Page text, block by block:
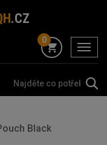
.CZ
menu
0
Black